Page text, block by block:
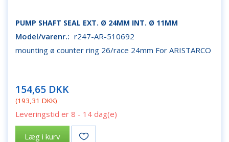
PUMP SHAFT SEAL EXT. Ø 24MM INT. Ø 11MM
Model/varenr.: r247-AR-510692
mounting ø counter ring 26/race 24mm For ARISTARCO
154,65 DKK
(193,31 DKK)
Leveringstid er 8 - 14 dag(e)
Læg i kurv